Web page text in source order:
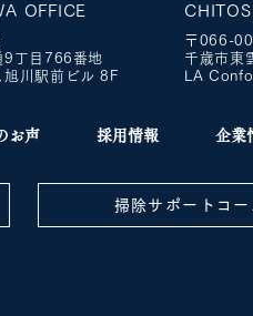
OFFICE
9丁目766番地
旭川駅前ビル 8F
〒066-
千歳市東
LA
お声 採用情報 企業
掃除サポートコー